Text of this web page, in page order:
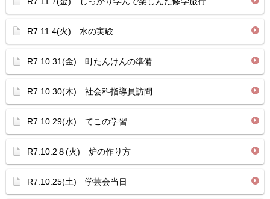
R7.11.4(火) 水の実験
R7.10.31(金) 町たんけんの準備
R7.10.30(木) 社会科指導員訪問
R7.10.29(水) てこの学習
R7.10.2８(火) 炉の作り方
R7.10.25(土) 学芸会当日